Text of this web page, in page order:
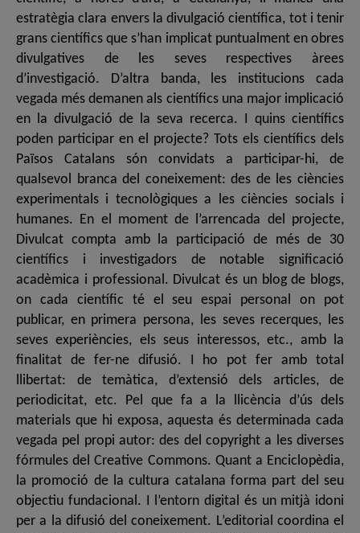
estratègia clara envers la divulgació científica, tot i tenir
grans científics que s’han implicat puntualment en obres
divulgatives de les seves respectives àrees
d’investigació. D’altra banda, les institucions cada
vegada més demanen als científics una major implicació
en la divulgació de la seva recerca. I quins científics
poden participar en el projecte? Tots els científics dels
Països Catalans són convidats a participar-hi, de
qualsevol branca del coneixement: des de les ciències
experimentals i tecnològiques a les ciències socials i
humanes. En el moment de l’arrencada del projecte,
Divulcat compta amb la participació de més de 30
científics i investigadors de notable significació
acadèmica i professional. Divulcat és un blog de blogs,
on cada científic té el seu espai personal on pot
publicar, en primera persona, les seves recerques, les
seves experiències, els seus interessos, etc., amb la
finalitat de fer-ne difusió. I ho pot fer amb total
llibertat: de temàtica, d’extensió dels articles, de
periodicitat, etc. Pel que fa a la llicència d’ús dels
materials que hi exposa, aquesta és determinada cada
vegada pel propi autor: des del copyright a les diverses
fórmules del Creative Commons. Quant a Enciclopèdia,
la promoció de la cultura catalana forma part del seu
objectiu fundacional. I l’entorn digital és un mitjà idoni
per a la difusió del coneixement. L’editorial coordina el